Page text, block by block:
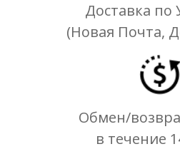
Доставка по
(Новая Почта,
Обмен/
в течение